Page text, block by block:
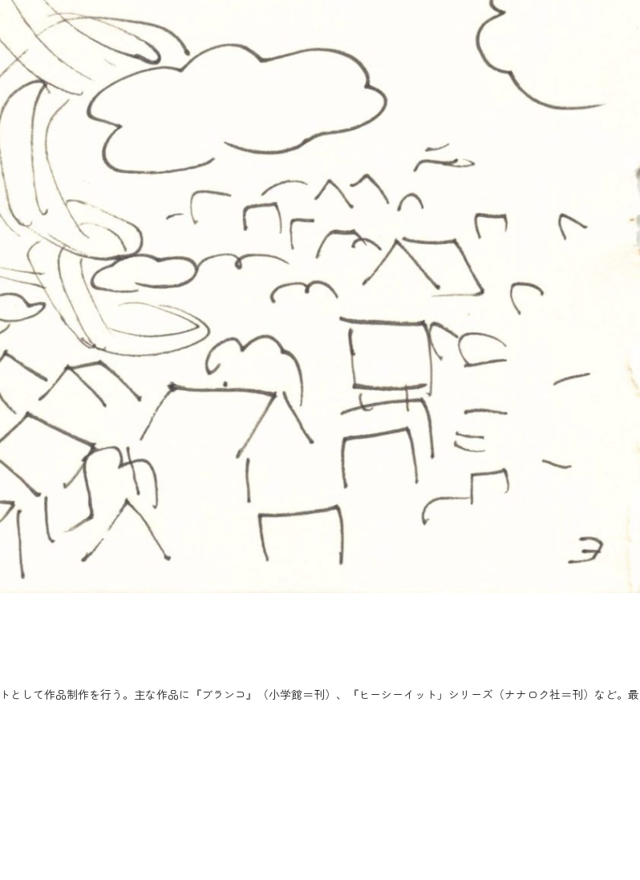
して作品制作を行う。主な作品に『ブランコ』（小学館＝刊）、『ヒーシーイット」シリーズ（ナナロク社＝刊）など。最